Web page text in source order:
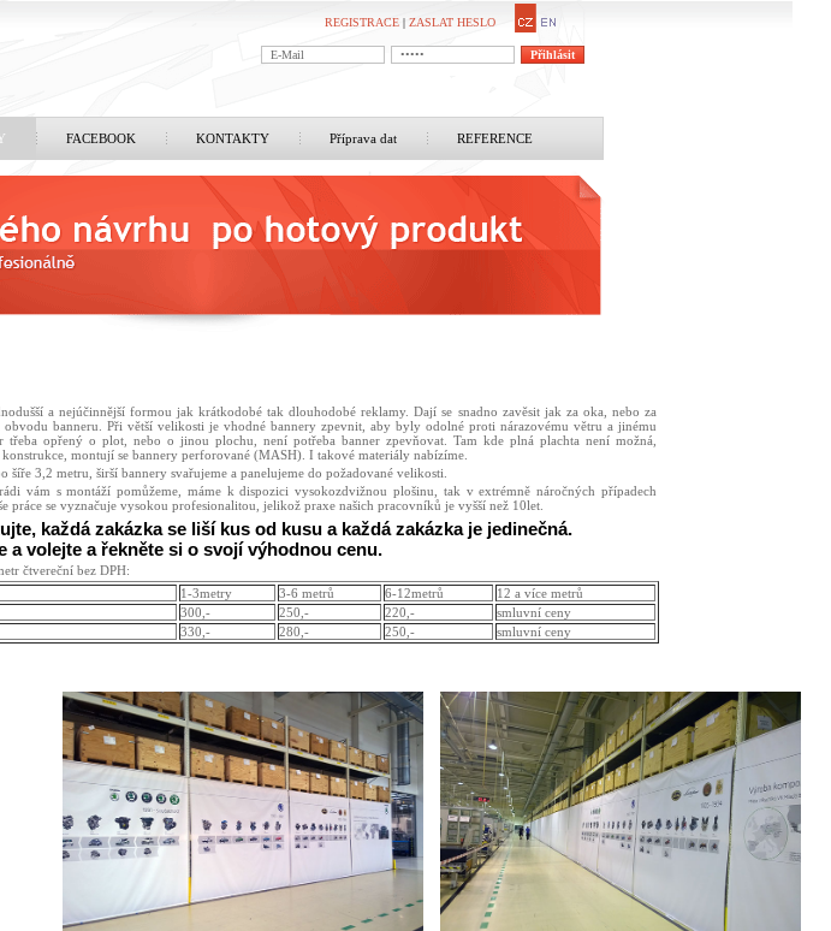
REGISTRACE | ZASLAT HESLO
FACEBOOK KONTAKTY Příprava dat REFERENCE
a nejúčinnější formou jak krátkodobé tak dlouhodobé reklamy. Dají se snadno zavěsit jak za oka, nebo za
banneru. Při větší velikosti je vhodné bannery zpevnit, aby byly odolné proti nárazovému větru a jinému
třeba opřený o plot, nebo o jinou plochu, není potřeba banner zpevňovat. Tam kde plná plachta není možná,
montují se bannery perforované (MASH). I takové materiály nabízíme.
šíře 3,2 metru, širší bannery svařujeme a panelujeme do požadované velikosti.
vám s montáží pomůžeme, máme k dispozici vysokozdvižnou plošinu, tak v extrémně náročných případech
práce se vyznačuje vysokou profesionalitou, jelikož praxe našich pracovníků je vyšší než 10let.
každá zakázka se liší kus od kusu a každá zakázka je jedinečná.
a volejte a řekněte si o svojí výhodnou cenu.
čtvereční bez DPH:
1-3metry 3-6 metrů 6-12metrů
12 a více metrů
300,- 250,- 220,-
smluvní ceny
330,- 280,- 250,-
smluvní ceny